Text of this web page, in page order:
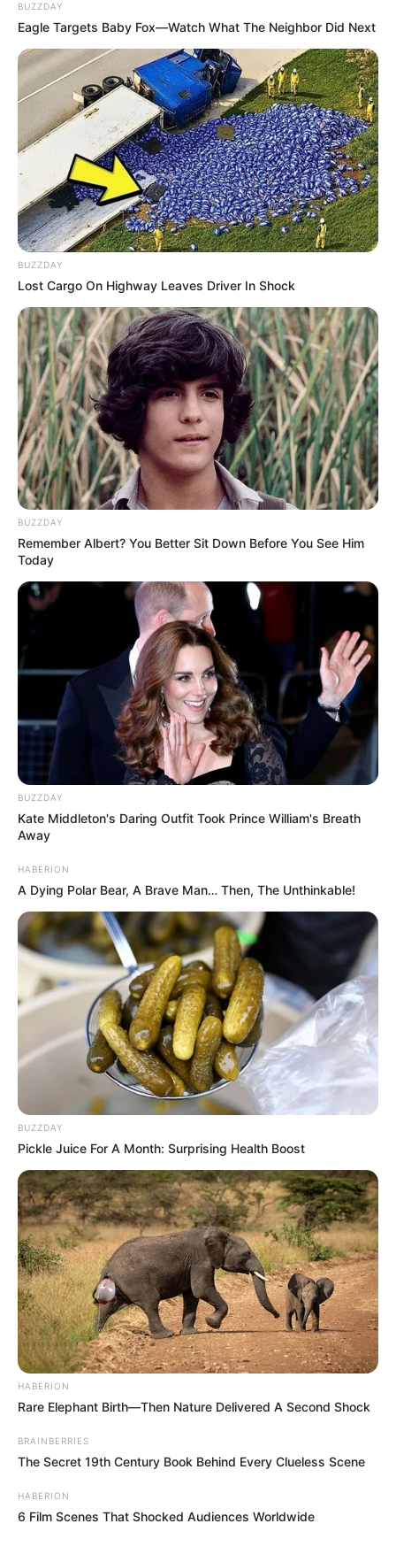
BUZZDAY
Eagle Targets Baby Fox—Watch What The Neighbor Did Next
BUZZDAY
Lost Cargo On Highway Leaves Driver In Shock
BUZZDAY
Remember Albert? You Better Sit Down Before You See Him
Today
BUZZDAY
Kate Middleton's Daring Outfit Took Prince William's Breath
Away
HABERION
A Dying Polar Bear, A Brave Man… Then, The Unthinkable!
BUZZDAY
Pickle Juice For A Month: Surprising Health Boost
HABERION
Rare Elephant Birth—Then Nature Delivered A Second Shock
BRAINBERRIES
The Secret 19th Century Book Behind Every Clueless Scene
HABERION
6 Film Scenes That Shocked Audiences Worldwide